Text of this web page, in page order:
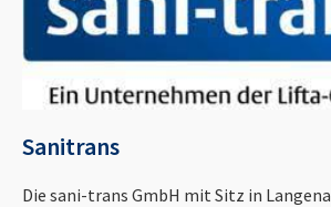
Sanitrans
Die sani-trans GmbH mit Sitz in